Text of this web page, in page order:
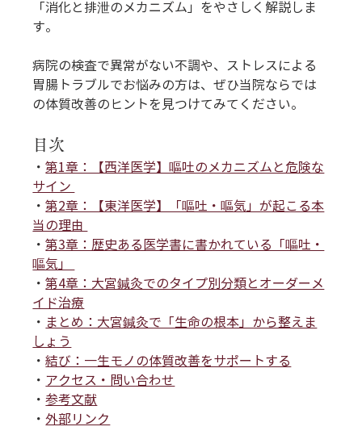
「消化と排泄のメカニズム」をやさしく解説しま
す。
病院の検査で異常がない不調や、ストレスによる
胃腸トラブルでお悩みの方は、ぜひ当院ならでは
の体質改善のヒントを見つけてみてください。
目次
・第1章：【西洋医学】嘔吐のメカニズムと危険な
サイン
・第2章：【東洋医学】「嘔吐・嘔気」が起こる本
当の理由
・第3章：歴史ある医学書に書かれている「嘔吐・
嘔気」
・第4章：大宮鍼灸でのタイプ別分類とオーダーメ
イド治療
・ まとめ：大宮鍼灸で「生命の根本」から整えま
しょう
・結び：一生モノの体質改善をサポートする
・ アクセス・問い合わせ
・参考文献
・外部リンク